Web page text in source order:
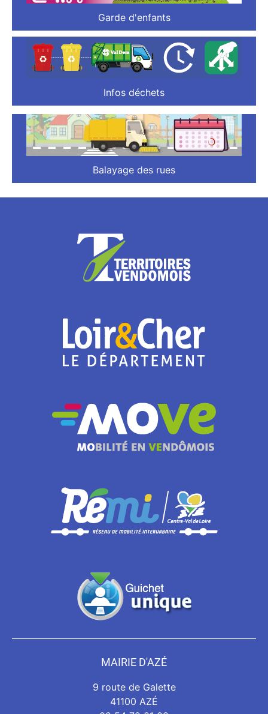
Garde d'enfants
Infos déchets
Balayage des rues
MAIRIE D'AZÉ
9 route de Galette
41100 AZÉ